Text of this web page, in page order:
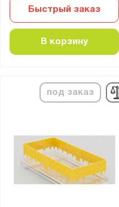
Быстрый заказ
В корзину
под заказ